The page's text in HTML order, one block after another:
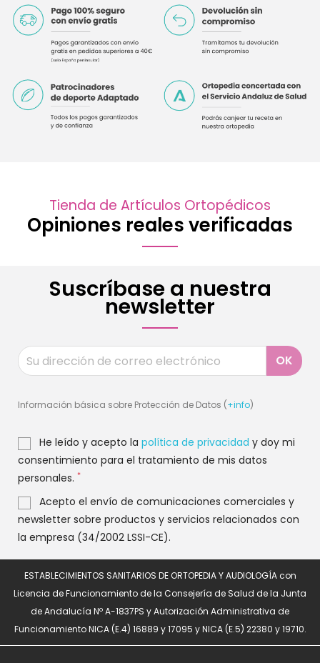
Tienda de Artículos Ortopédicos
Opiniones reales verificadas
Suscríbase a nuestra
newsletter
Información básica sobre Protección de Datos (+info)
He leído y acepto la política de privacidad y doy mi
consentimiento para el tratamiento de mis datos
personales. *
Acepto el envío de comunicaciones comerciales y
newsletter sobre productos y servicios relacionados con
la empresa (34/2002 LSSI-CE).
ESTABLECIMIENTOS SANITARIOS DE ORTOPEDIA Y AUDIOLOGÍA con
Licencia de Funcionamiento de la Consejería de Salud de la Junta
de Andalucía Nº A-1837PS y Autorización Administrativa de
Funcionamiento NICA (E.4) 16889 y 17095 y NICA (E.5) 22380 y 19710.